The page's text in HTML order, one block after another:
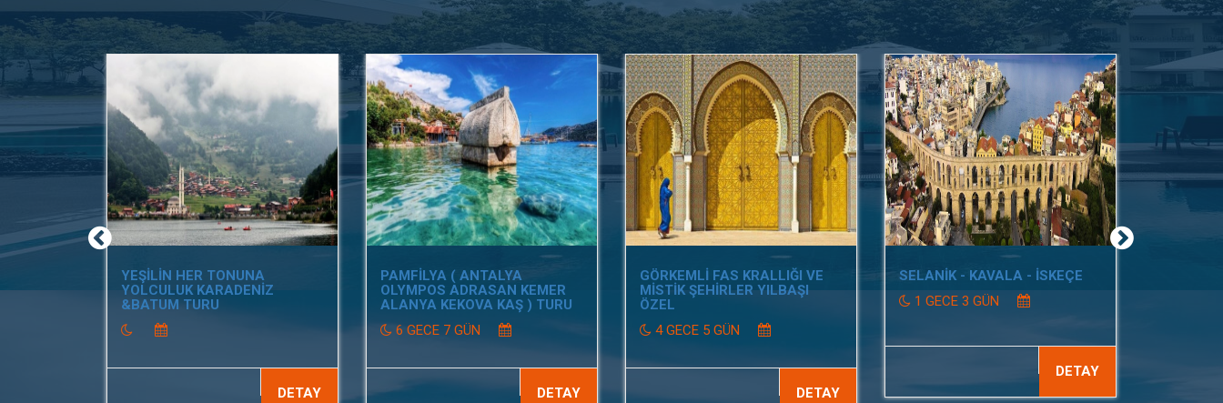
YEŞİLİN HER TONUNA
YOLCULUK KARADENİZ
&BATUM TURU
DETAY
PAMFİLYA ( ANTALYA
OLYMPOS ADRASAN KEMER
ALANYA KEKOVA KAŞ ) TURU
6 GECE 7 GÜN
DETAY
GÖRKEMLİ FAS KRALLIĞI VE
MİSTİK ŞEHİRLER YILBAŞI
ÖZEL
4 GECE 5 GÜN
DETAY
SELANİK - KAVALA - İSKEÇE
1 GECE 3 GÜN
DETAY